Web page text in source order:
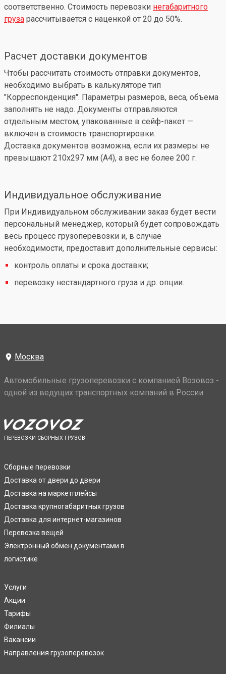
соответственно. Стоимость перевозки негабаритного
груза рассчитывается с наценкой от 20 до 50%.
Расчет доставки документов
Чтобы рассчитать стоимость отправки документов,
необходимо выбрать в калькуляторе тип
"Корреспонденция". Параметры размеров, веса, объема
заполнять не надо. Документы отправляются
отдельным местом, упакованные в сейф-пакет —
включен в стоимость транспортировки.
Доставка документов возможна, если их размеры не
превышают 210x297 мм (А4), а вес не более 200 г.
Индивидуальное обслуживание
При Индивидуальном обслуживании заказ будет вести
персональный менеджер, который будет сопровождать
весь процесс грузоперевозки и, в случае
необходимости, предоставит дополнительные сервисы:
контроль оплаты и срока доставки;
перевозку нестандартного груза и др. опции.
Москва
Автомобильные грузоперевозки с компанией Возовоз -
одной из ведущих транспортных компаний в России
ПЕРЕВОЗКИ СБОРНЫХ ГРУЗОВ
Сборные перевозки
Доставка от двери до двери
Доставка на маркетплейсы
Доставка крупногабаритных грузов
Доставка для интернет-магазинов
Перевозка вещей
Электронный обмен документами в
логистике
Услуги
Акции
Тарифы
Филиалы
Вакансии
Направления грузоперевозок